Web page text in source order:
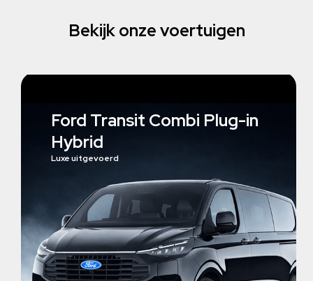
Bekijk onze voertuigen
Ford Transit Combi Plug-in
Hybrid
Luxe uitgevoerd